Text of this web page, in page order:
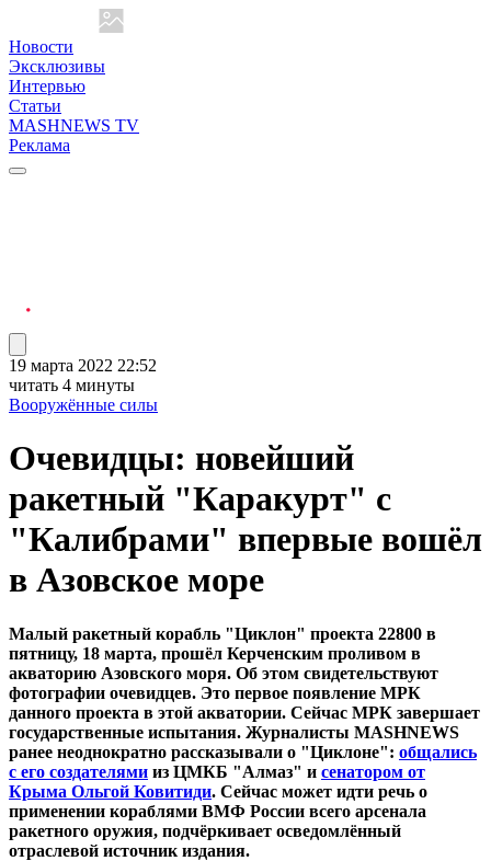
Новости
Эксклюзивы
Интервью
Статьи
MASHNEWS TV
Реклама
19 марта 2022 22:52
читать 4 минуты
Вооружённые силы
Очевидцы: новейший
ракетный "Каракурт" с
"Калибрами" впервые вошёл
в Азовское море
Малый ракетный корабль "Циклон" проекта 22800 в
пятницу, 18 марта, прошёл Керченским проливом в
акваторию Азовского моря. Об этом свидетельствуют
фотографии очевидцев. Это первое появление МРК
данного проекта в этой акватории. Сейчас МРК завершает
государственные испытания. Журналисты MASHNEWS
ранее неоднократно рассказывали о "Циклоне": общались
с его создателями из ЦМКБ "Алмаз" и сенатором от
Крыма Ольгой Ковитиди. Сейчас может идти речь о
применении кораблями ВМФ России всего арсенала
ракетного оружия, подчёркивает осведомлённый
отраслевой источник издания.